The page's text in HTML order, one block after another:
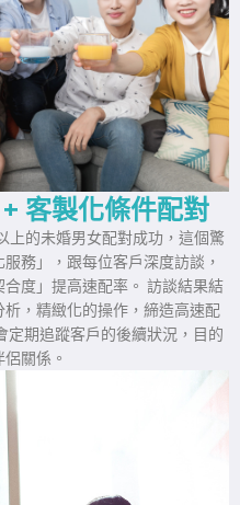
客製化條件配對
上的未婚男女配對成功，這個驚
務」，跟每位客戶深度訪談，
度」提高速配率。 訪談結果結
，精緻化的操作，締造高速配
定期追蹤客戶的後續狀況，目的
關係。